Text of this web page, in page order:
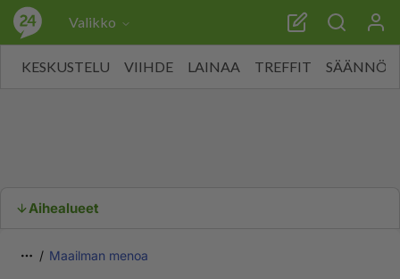
Valikko
KESKUSTELU VIIHDE LAINAA TREFFIT SÄÄNNÖT
Aihealueet
Maailman menoa